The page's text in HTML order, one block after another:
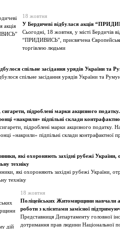
18 жовтня
У Бердичеві відбулася акція
Сьогодні, 18 жовтня, у місті Бердичів
“ПРИДИВИСЬ”, присвячена
торгівлею людьми
спільне засідання урядів України та
спільне засідання урядів України та
підроблені марки акцизного
«накрили» підпільні склади
підроблені марки акцизного податку.
«накрили» підпільні склади контрафактної
які охороняють західні рубежі України,
техніку
які охороняють західні рубежі України,
техніку
18 жовтня
Поліцейських Житомирщини навчали
роботи з клієнтами замісної
Представниця Департаменту головної
дотримання прав людини Національної